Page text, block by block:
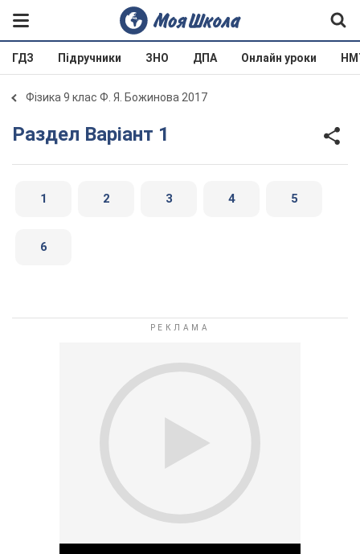
ГДЗ Підручники ЗНО ДПА Онлайн уроки
Фізика 9 клас Ф. Я. Божинова 2017
Раздел Варіант 1
1 2 3 4 5
6